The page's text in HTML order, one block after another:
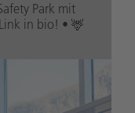
Park mit
in bio! • 🦌